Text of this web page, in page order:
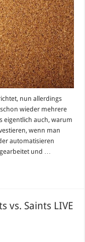
nun allerdings
wieder mehrere
eigentlich auch, warum
wenn man
automatisieren
und …
vs. Saints LIVE